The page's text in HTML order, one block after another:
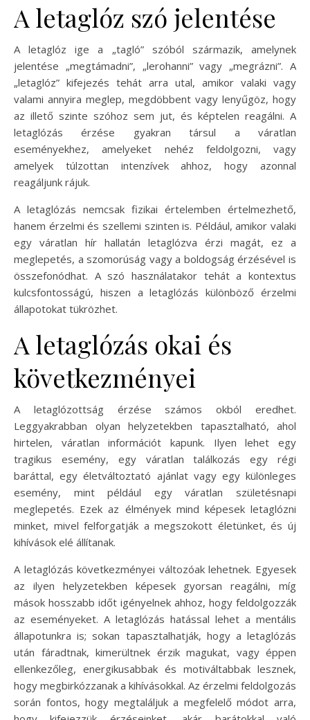
A letaglóz szó jelentése
A letaglóz ige a „tagló” szóból származik, amelynek
jelentése „megtámadni”, „lerohanni” vagy „megrázni”. A
„letaglóz” kifejezés tehát arra utal, amikor valaki vagy
valami annyira meglep, megdöbbent vagy lenyűgöz, hogy
az illető szinte szóhoz sem jut, és képtelen reagálni. A
letaglózás érzése gyakran társul a váratlan
eseményekhez, amelyeket nehéz feldolgozni, vagy
amelyek túlzottan intenzívek ahhoz, hogy azonnal
reagáljunk rájuk.
A letaglózás nemcsak fizikai értelemben értelmezhető,
hanem érzelmi és szellemi szinten is. Például, amikor valaki
egy váratlan hír hallatán letaglózva érzi magát, ez a
meglepetés, a szomorúság vagy a boldogság érzésével is
összefonódhat. A szó használatakor tehát a kontextus
kulcsfontosságú, hiszen a letaglózás különböző érzelmi
állapotokat tükrözhet.
A letaglózás okai és
következményei
A letaglózottság érzése számos okból eredhet.
Leggyakrabban olyan helyzetekben tapasztalható, ahol
hirtelen, váratlan információt kapunk. Ilyen lehet egy
tragikus esemény, egy váratlan találkozás egy régi
baráttal, egy életváltoztató ajánlat vagy egy különleges
esemény, mint például egy váratlan születésnapi
meglepetés. Ezek az élmények mind képesek letaglózni
minket, mivel felforgatják a megszokott életünket, és új
kihívások elé állítanak.
A letaglózás következményei változóak lehetnek. Egyesek
az ilyen helyzetekben képesek gyorsan reagálni, míg
mások hosszabb időt igényelnek ahhoz, hogy feldolgozzák
az eseményeket. A letaglózás hatással lehet a mentális
állapotunkra is; sokan tapasztalhatják, hogy a letaglózás
után fáradtnak, kimerültnek érzik magukat, vagy éppen
ellenkezőleg, energikusabbak és motiváltabbak lesznek,
hogy megbirkózzanak a kihívásokkal. Az érzelmi feldolgozás
során fontos, hogy megtaláljuk a megfelelő módot arra,